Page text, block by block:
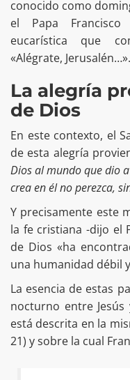
conocido como
el Papa
eucarística que
«Alégrate,
La alegría
de Dios
En este contexto, el
de esta alegría
Dios al mundo que dio
crea en él no perezca,
Y precisamente este
la fe cristiana -dijo el
de Dios «ha
una humanidad débil
La esencia de estas
nocturno entre
está descrita en la
21) y sobre la cual